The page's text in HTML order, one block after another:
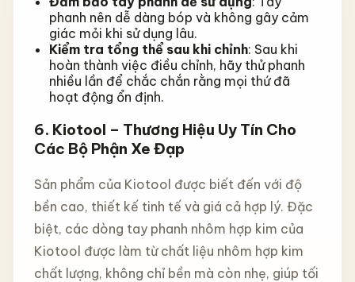
phanh nên dễ dàng bóp và không gây cảm
giác mỏi khi sử dụng lâu.
Kiểm tra tổng thể sau khi chỉnh: Sau khi
hoàn thành việc điều chỉnh, hãy thử phanh
nhiều lần để chắc chắn rằng mọi thứ đã
hoạt động ổn định.
6. Kiotool – Thương Hiệu Uy Tín Cho
Các Bộ Phận Xe Đạp
Sản phẩm của Kiotool được biết đến với độ
bền cao, thiết kế tinh tế và giá cả hợp lý. Đặc
biệt, các dòng tay phanh nhôm hợp kim của
Kiotool được làm từ chất liệu nhôm hợp kim
chất lượng, không chỉ bền mà còn nhẹ, giúp tối